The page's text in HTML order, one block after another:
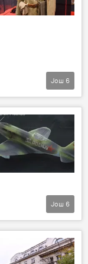
Још 6
Још 6